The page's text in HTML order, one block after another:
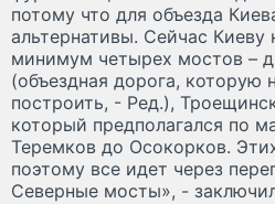
потому что для объезда
альтернативы. Сейчас Киеву
минимум четырех мостов –
(объездная дорога, которую
построить, - Ред.),
который предполагался по
Теремков до Осокорков.
поэтому все идет через
Северные мосты», -